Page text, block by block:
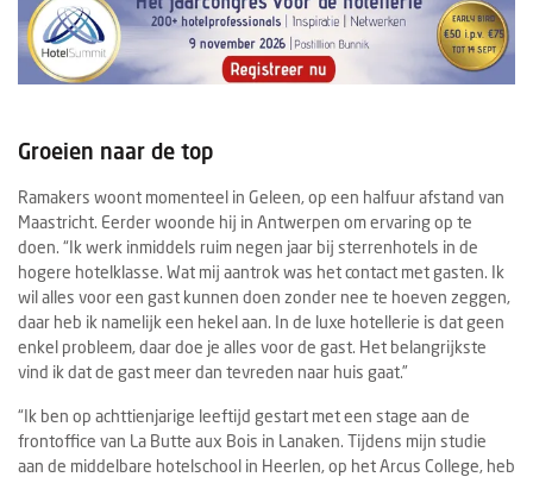
Groeien naar de top
Ramakers woont momenteel in Geleen, op een halfuur afstand van
Maastricht. Eerder woonde hij in Antwerpen om ervaring op te
doen. “Ik werk inmiddels ruim negen jaar bij sterrenhotels in de
hogere hotelklasse. Wat mij aantrok was het contact met gasten. Ik
wil alles voor een gast kunnen doen zonder nee te hoeven zeggen,
daar heb ik namelijk een hekel aan. In de luxe hotellerie is dat geen
enkel probleem, daar doe je alles voor de gast. Het belangrijkste
vind ik dat de gast meer dan tevreden naar huis gaat.”
“Ik ben op achttienjarige leeftijd gestart met een stage aan de
frontoffice van La Butte aux Bois in Lanaken. Tijdens mijn studie
aan de middelbare hotelschool in Heerlen, op het Arcus College, heb